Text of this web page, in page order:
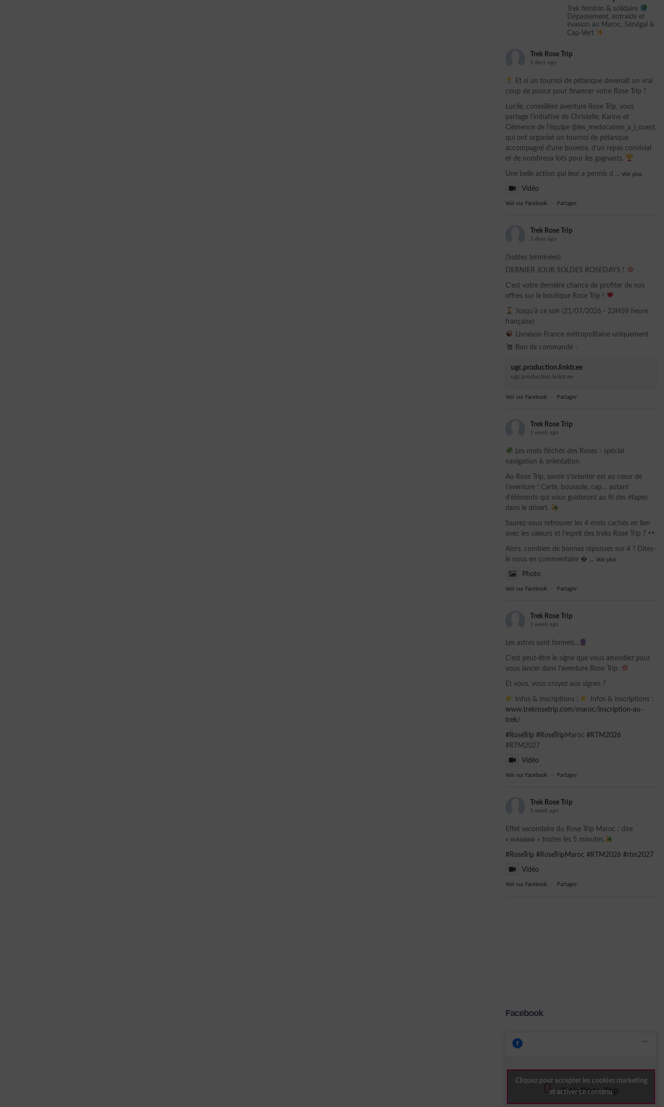
Trek féminin & solidaire
Dépassement, entraide et
évasion au Maroc, Sénégal &
Cap-Vert
Trek Rose Trip
2 days ago
Et si un tournoi de pétanque devenait un vrai
coup de pouce pour financer votre Rose Trip ?
Lucile, conseillère aventure Rose Trip, vous
partage l’initiative de Christelle, Karine et
Clémence de l’équipe @les_medocaines_a_l_ouest,
qui ont organisé un tournoi de pétanque
accompagné d’une buvette, d’un repas convivial
et de nombreux lots pour les gagnants.
Une belle action qui leur a permis d ... Voir plus
Vidéo
Voir sur Facebook · Partager
Trek Rose Trip
3 days ago
(Soldes terminées)
DERNIER JOUR SOLDES ROSEDAYS !
C'est votre dernière chance de profiter de nos
offres sur la boutique Rose Trip !
Jusqu'à ce soir (21/07/2026 - 23H59 heure
française)
Livraison France métropolitaine uniquement
Bon de commande -
ugc.production.linktr.ee
ugc.production.linktr.ee
Voir sur Facebook · Partager
Trek Rose Trip
1 week ago
Les mots fléchés des Roses - spécial
navigation & orientation
Au Rose Trip, savoir s’orienter est au cœur de
l’aventure ! Carte, boussole, cap… autant
d’éléments qui vous guideront au fil des étapes
dans le désert.
Saurez-vous retrouver les 4 mots cachés en lien
avec les valeurs et l’esprit des treks Rose Trip ?
Alors, combien de bonnes réponses sur 4 ? Dites-
le nous en commentaire  ... Voir plus
Photo
Voir sur Facebook · Partager
Trek Rose Trip
1 week ago
Les astres sont formels...
C’est peut-être le signe que vous attendiez pour
vous lancer dans l’aventure Rose Trip.
Et vous, vous croyez aux signes ?
Infos & inscriptions :
Infos & inscriptions :
www.trekrosetrip.com/maroc/inscription-au-
trek/
#RoseTrip #RoseTrip Maroc #RTM2026
#RTM2027
Vidéo
Voir sur Facebook · Partager
Trek Rose Trip
1 week ago
Effet secondaire du Rose Trip Maroc : dire
« waaaaw » toutes les 5 minutes.
#RoseTrip #RoseTripMaroc #RTM2026 #rtm2027
Vidéo
Voir sur Facebook · Partager
Facebook
Trek Rose Trip
Cliquez pour accepter les cookies marketing
et activer ce contenu